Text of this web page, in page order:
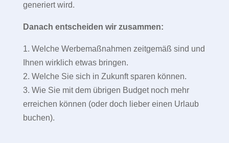
generiert wird.
Danach entscheiden wir zusammen:
1. Welche Werbemaßnahmen zeitgemäß sind und
Ihnen wirklich etwas bringen.
2. Welche Sie sich in Zukunft sparen können.
3. Wie Sie mit dem übrigen Budget noch mehr
erreichen können (oder doch lieber einen Urlaub
buchen).